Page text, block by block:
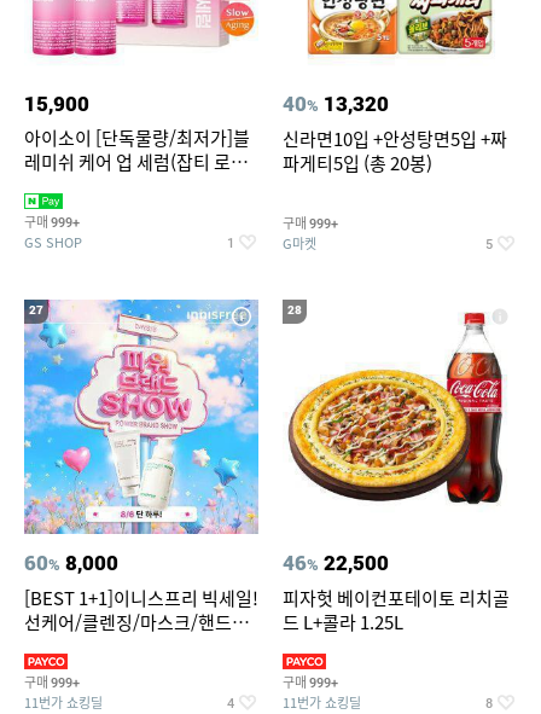
15,900
아이소이 [단독물량/최저가]블
레미쉬 케어 업 세럼(잡티 로즈
2027-04-24)
구매 999+
GS SHOP 1
40% 13,320
신라면10입 +안성탕면5입 +짜
파게티5입 (총 20봉)
구매 999+
G마켓 5
27
60% 8,000
[BEST 1+1]이니스프리 빅세일!
선케어/클렌징/마스크/핸드크
구매 999+
11번가 쇼킹딜 4
28
46% 22,500
피자헛 베이컨포테이토 리치골
드 L+콜라 1.25L
구매 999+
11번가 쇼킹딜 8